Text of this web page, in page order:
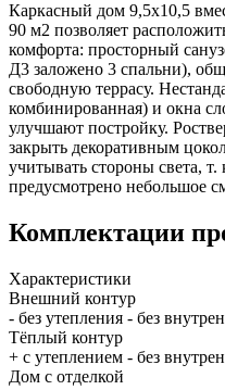
Каркасный дом 9,5х10,5
90 м2 позволяет
комфорта: просторный
Д3 заложено 3 спальни),
свободную террасу.
комбинированная) и окна
улучшают постройку.
закрыть декоративным
учитывать стороны света, т.
предусмотрено небольшое
Комплектации
Характеристики
Внешний контур
- без утепления - без
Тёплый контур
+ с утеплением - без
Дом с отделкой